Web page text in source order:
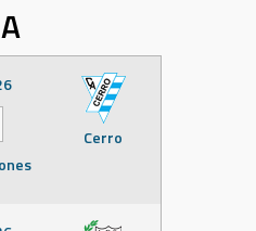
Cerro